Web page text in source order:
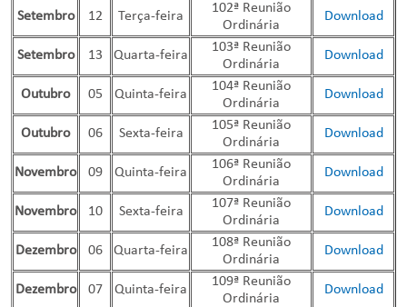
Setembro 12 Terça-feira
102ª Reunião
Ordinária
Download
Setembro 13 Quarta-feira
103ª Reunião
Ordinária
Download
Outubro 05 Quinta-feira
104ª Reunião
Ordinária
Download
Outubro 06 Sexta-feira
105ª Reunião
Ordinária
Download
Novembro 09 Quinta-feira
106ª Reunião
Ordinária
Download
Novembro 10 Sexta-feira
107ª Reunião
Ordinária
Download
Dezembro 06 Quarta-feira
108ª Reunião
Ordinária
Download
Dezembro 07 Quinta-feira
109ª Reunião
Ordinária
Download